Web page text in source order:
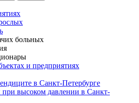
больных
и предприятиях
в Санкт-Петербурге
высоком давлении в Санкт-